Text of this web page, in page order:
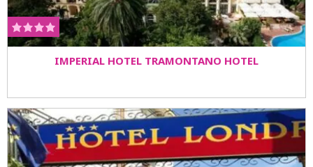
IMPERIAL HOTEL TRAMONTANO HOTEL